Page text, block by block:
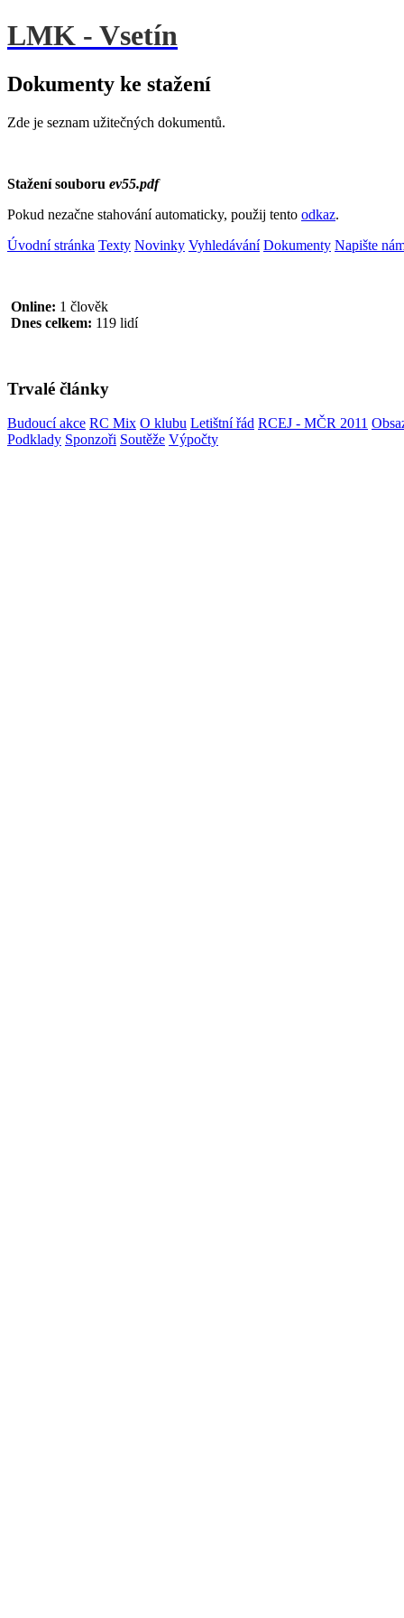
LMK - Vsetín
Dokumenty ke stažení
Zde je seznam užitečných dokumentů.
Stažení souboru ev55.pdf
Pokud nezačne stahování automaticky, použij tento odkaz.
Úvodní stránka Texty Novinky Vyhledávání Dokumenty Napište
Online: 1 člověk
Dnes celkem: 119 lidí
Trvalé články
Budoucí akce RC Mix O klubu Letištní řád RCEJ - MČR 2011
Podklady Sponzoři Soutěže Výpočty